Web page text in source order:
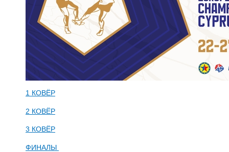
1 КОВЁР
2 КОВЁР
3 КОВЁР
ФИНАЛЫ